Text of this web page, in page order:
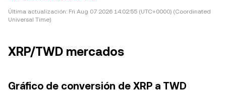
Última actualización: Fri Aug 07 2026 14:02:55 (UTC+0000) (Coordinated
Universal Time)
XRP/TWD mercados
Gráfico de conversión de XRP a TWD